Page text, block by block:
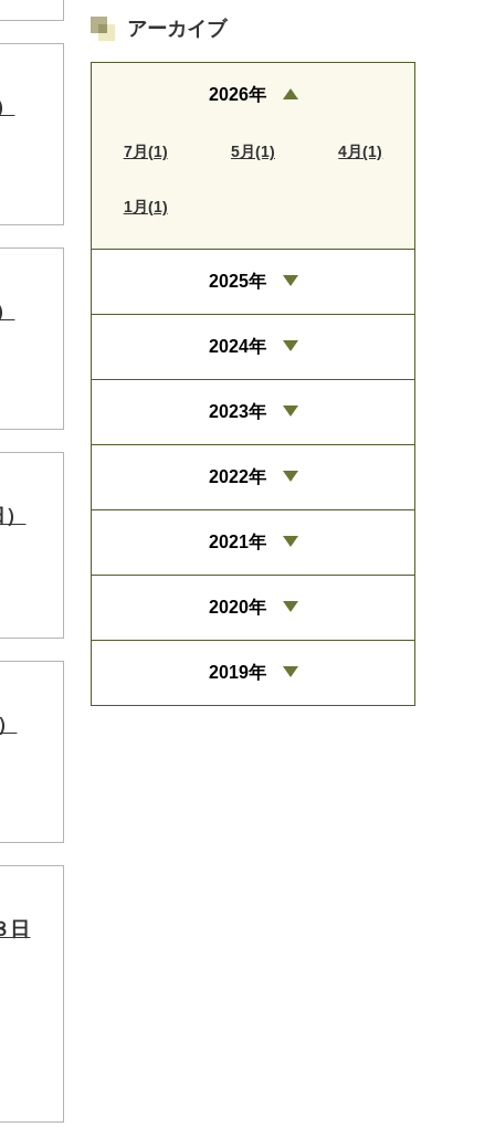
日
アーカイブ
2026年
7月(1) 5月(1) 4月(1)
1月(1)
2025年
2024年
2023年
2022年
2021年
2020年
2019年